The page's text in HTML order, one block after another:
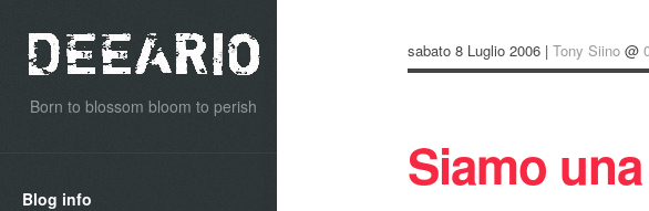
Born to blossom bloom to perish
Blog info
sabato 8 Luglio 2006 |Tony Siino @
Siamo